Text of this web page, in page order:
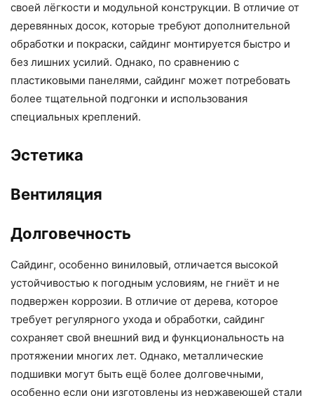
своей лёгкости и модульной конструкции. В отличие от
деревянных досок, которые требуют дополнительной
обработки и покраски, сайдинг монтируется быстро и
без лишних усилий. Однако, по сравнению с
пластиковыми панелями, сайдинг может потребовать
более тщательной подгонки и использования
специальных креплений.
Эстетика
Вентиляция
Долговечность
Сайдинг, особенно виниловый, отличается высокой
устойчивостью к погодным условиям, не гниёт и не
подвержен коррозии. В отличие от дерева, которое
требует регулярного ухода и обработки, сайдинг
сохраняет свой внешний вид и функциональность на
протяжении многих лет. Однако, металлические
подшивки могут быть ещё более долговечными,
особенно если они изготовлены из нержавеющей стали